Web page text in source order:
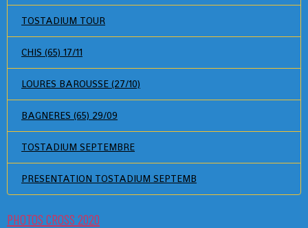
TOSTADIUM TOUR
CHIS (65) 17/11
LOURES BAROUSSE (27/10)
BAGNERES (65) 29/09
TOSTADIUM SEPTEMBRE
PRESENTATION TOSTADIUM SEPTEMB
PHOTOS CROSS 2020